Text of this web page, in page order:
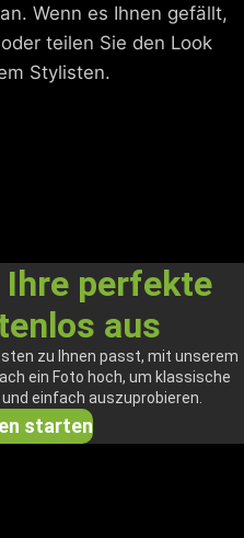
Wenn es Ihnen gefällt,
teilen Sie den Look
Stylisten.
Ihre perfekte
aus
zu Ihnen passt, mit unserem
ein Foto hoch, um klassische
einfach auszuprobieren.
starten